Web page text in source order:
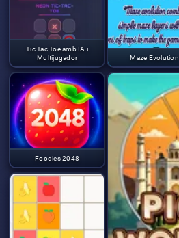
Tic Tac Toe amb IA i
Multijugador
Maze Evolution
Foodies 2048